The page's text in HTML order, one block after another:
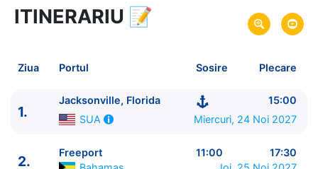
6 zile vacanta de croaziera in
link oferta
Plecare pe 24 Noi 2027
din Jacksonville, Florida,
Sosire pe 29 Noi 2027in Jacksonville, Florida, SUA
Norwegian Dawn
ITINERARIU 📝
Ziua Portul Sosire Plecare
1.
Jacksonville, Florida
15:00
SUA
Miercuri, 24 Noi 2027
2.
Freeport 11:00
17:30